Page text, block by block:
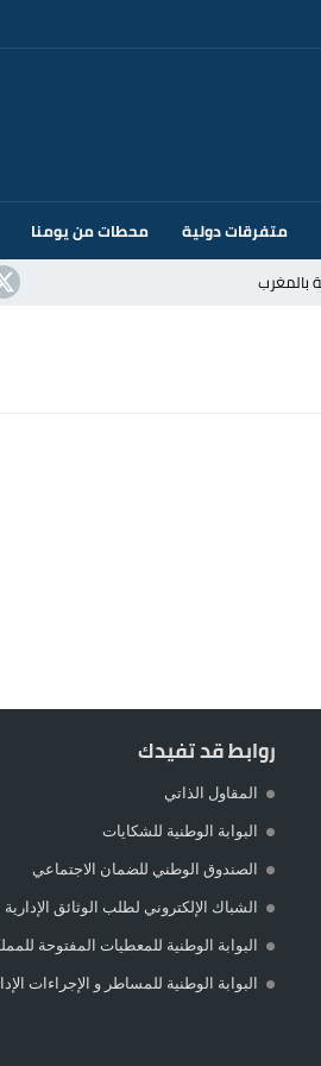
متفرقات دولية
محطات من يومنا
روابط قد تفيدك
المقاول الذاتي
البوابة الوطنية للشكايات
الصندوق الوطني للضمان الاجتماعي
الشباك الإلكتروني لطلب الوثائق الإدارية
البوابة الوطنية للمعطيات المفتوحة
البوابة الوطنية للمساطر و الإجراءات